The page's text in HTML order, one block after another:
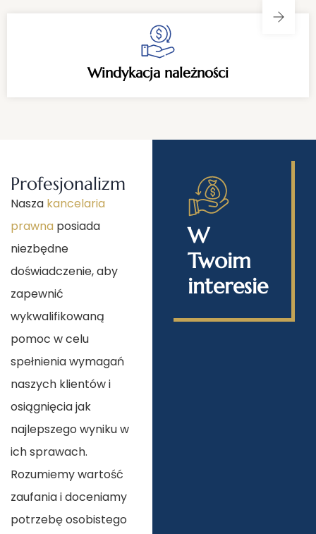
Windykacja należności
Profesjonalizm
Nasza kancelaria
prawna posiada
niezbędne
doświadczenie, aby
zapewnić
wykwalifikowaną
pomoc w celu
spełnienia wymagań
naszych klientów i
osiągnięcia jak
najlepszego wyniku w
ich sprawach.
Rozumiemy wartość
zaufania i doceniamy
potrzebę osobistego
W
Twoim
interesie